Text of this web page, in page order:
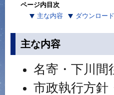
ページ内目次
主な内容
ダウンロード
主な内容
名寄・下川間
市政執行方針